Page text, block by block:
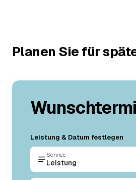
Planen Sie für
Leistung & Datum festlegen
Service
Leistung